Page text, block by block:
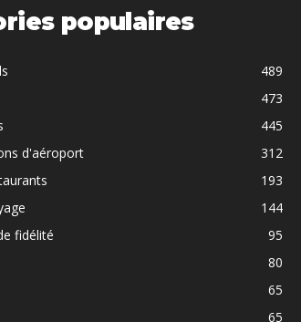
populaires
489
473
445
d'aéroport
312
193
144
fidélité
95
80
65
65